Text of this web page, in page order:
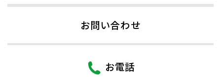
お問い合わせ
お電話